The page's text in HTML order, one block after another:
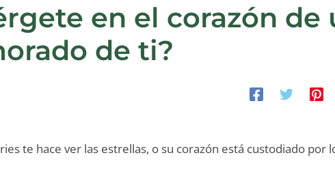
en el corazón de
de ti?
te hace ver las estrellas, o su corazón está custodiado